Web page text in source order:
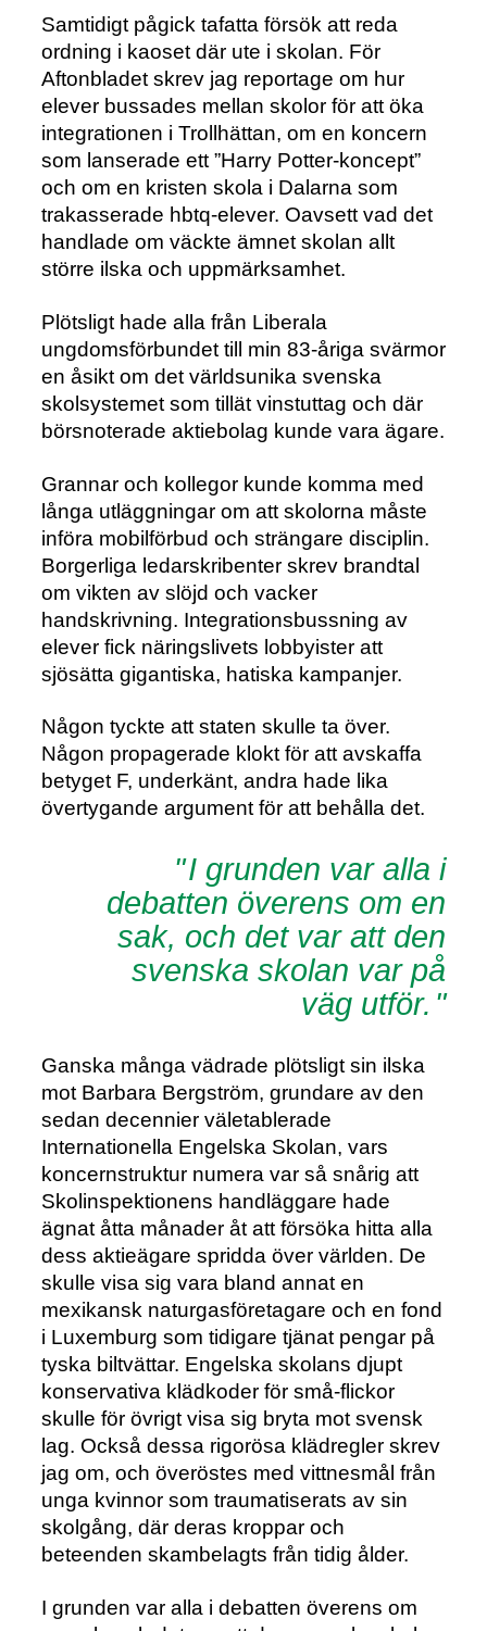
Samtidigt pågick tafatta försök att reda
ordning i kaoset där ute i skolan. För
Aftonbladet skrev jag reportage om hur
elever bussades mellan skolor för att öka
integrationen i Trollhättan, om en koncern
som lanserade ett ”Harry Potter-koncept”
och om en kristen skola i Dalarna som
trakasserade hbtq-elever. Oavsett vad det
handlade om väckte ämnet skolan allt
större ilska och uppmärksamhet.
Plötsligt hade alla från Liberala
ungdomsförbundet till min 83-åriga svärmor
en åsikt om det världsunika svenska
skolsystemet som tillät vinstuttag och där
börsnoterade aktiebolag kunde vara ägare.
Grannar och kollegor kunde komma med
långa utläggningar om att skolorna måste
införa mobilförbud och strängare disciplin.
Borgerliga ledarskribenter skrev brandtal
om vikten av slöjd och vacker
handskrivning. Integrationsbussning av
elever fick näringslivets lobbyister att
sjösätta gigantiska, hatiska kampanjer.
Någon tyckte att staten skulle ta över.
Någon propagerade klokt för att avskaffa
betyget F, underkänt, andra hade lika
övertygande argument för att behålla det.
I grunden var alla i
debatten överens om en
sak, och det var att den
svenska skolan var på
väg utför.
Ganska många vädrade plötsligt sin ilska
mot Barbara Bergström, grundare av den
sedan decennier väletablerade
Internationella Engelska Skolan, vars
koncernstruktur numera var så snårig att
Skolinspektionens handläggare hade
ägnat åtta månader åt att försöka hitta alla
dess aktieägare spridda över världen. De
skulle visa sig vara bland annat en
mexikansk naturgasföretagare och en fond
i Luxemburg som tidigare tjänat pengar på
tyska biltvättar. Engelska skolans djupt
konservativa klädkoder för små-flickor
skulle för övrigt visa sig bryta mot svensk
lag. Också dessa rigorösa klädregler skrev
jag om, och överöstes med vittnesmål från
unga kvinnor som traumatiserats av sin
skolgång, där deras kroppar och
beteenden skambelagts från tidig ålder.
I grunden var alla i debatten överens om